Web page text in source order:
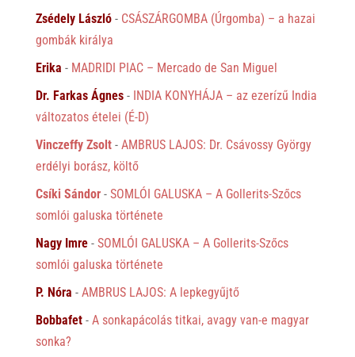
Zsédely László- CSÁSZÁRGOMBA (Úrgomba) – a hazai
gombák királya
Erika - MADRIDI PIAC – Mercado de San Miguel
Dr. Farkas Ágnes- INDIA KONYHÁJA – az ezerízű India
változatos ételei (É-D)
Vinczeffy Zsolt- AMBRUS LAJOS: Dr. Csávossy György
erdélyi borász, költő
Csíki Sándor- SOMLÓI GALUSKA – A Gollerits-Szőcs
somlói galuska története
Nagy Imre- SOMLÓI GALUSKA – A Gollerits-Szőcs
somlói galuska története
P. Nóra - AMBRUS LAJOS: A lepkegyűjtő
Bobbafet- A sonkapácolás titkai, avagy van-e magyar
sonka?